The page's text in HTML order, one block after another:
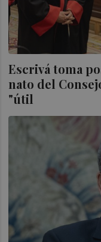
Escrivá toma
nato del
"útil